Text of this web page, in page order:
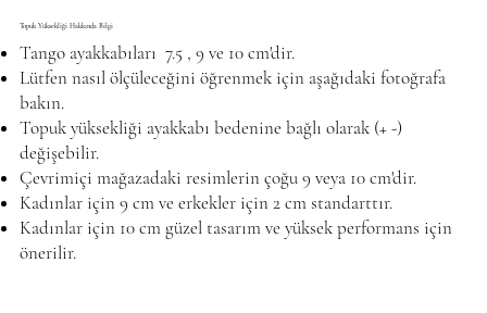
Topuk Yüksekliği Hakkında Bilgi
Tango ayakkabıları 7.5 , 9 ve 10 cm'dir.
Lütfen nasıl ölçüleceğini öğrenmek için aşağıdaki fotoğrafa
bakın.
Topuk yüksekliği ayakkabı bedenine bağlı olarak (+ -)
değişebilir.
Çevrimiçi mağazadaki resimlerin çoğu 9 veya 10 cm'dir.
Kadınlar için 9 cm ve erkekler için 2 cm standarttır.
Kadınlar için 10 cm güzel tasarım ve yüksek performans için
önerilir.